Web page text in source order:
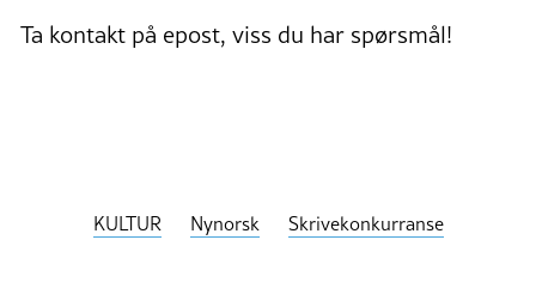
Ta kontakt på epost, viss du har spørsmål!
KULTUR Nynorsk Skrivekonkurranse